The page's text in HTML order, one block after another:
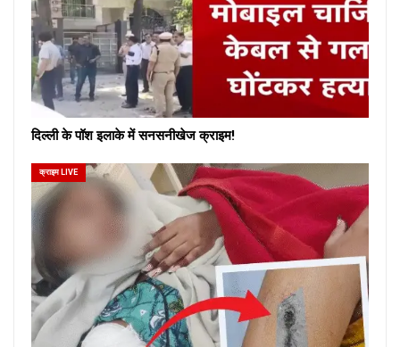
दिल्ली के पॉश इलाके में सनसनीखेज क्राइम!
क्राइम LIVE